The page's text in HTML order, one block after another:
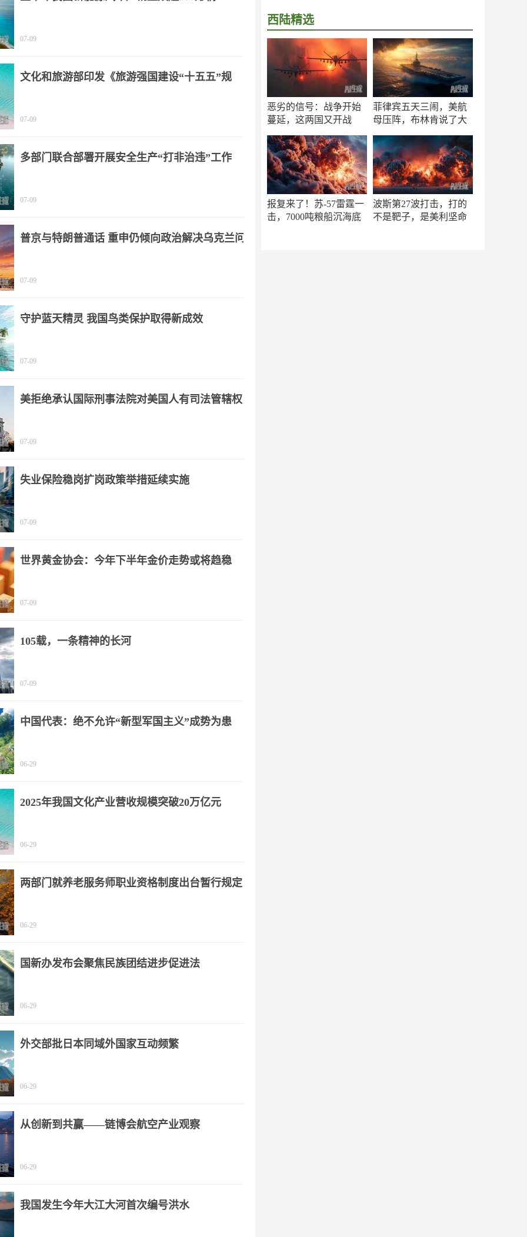
西陆精选
恶劣的信号：战争开始
蔓延，这两国又开战
菲律宾五天三闹，美航
母压阵，布林肯说了大
报复来了！苏-57雷霆一
击，7000吨粮船沉海底
波斯第27波打击，打的
不是靶子，是美利坚命
07-09
文化和旅游部印发《旅游强国建设“十五五”规
07-09
多部门联合部署开展安全生产“打非治违”工作
07-09
普京与特朗普通话 重申仍倾向政治解决乌克兰问
07-09
守护蓝天精灵 我国鸟类保护取得新成效
07-09
美拒绝承认国际刑事法院对美国人有司法管辖权
07-09
失业保险稳岗扩岗政策举措延续实施
07-09
世界黄金协会：今年下半年金价走势或将趋稳
07-09
105载，一条精神的长河
07-09
中国代表：绝不允许“新型军国主义”成势为患
06-29
2025年我国文化产业营收规模突破20万亿元
06-29
两部门就养老服务师职业资格制度出台暂行规定
06-29
国新办发布会聚焦民族团结进步促进法
06-29
外交部批日本同域外国家互动频繁
06-29
从创新到共赢——链博会航空产业观察
06-29
我国发生今年大江大河首次编号洪水